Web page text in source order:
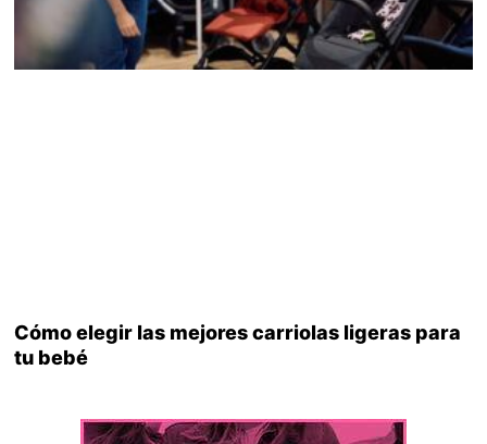
Cómo elegir las mejores carriolas ligeras para
tu bebé